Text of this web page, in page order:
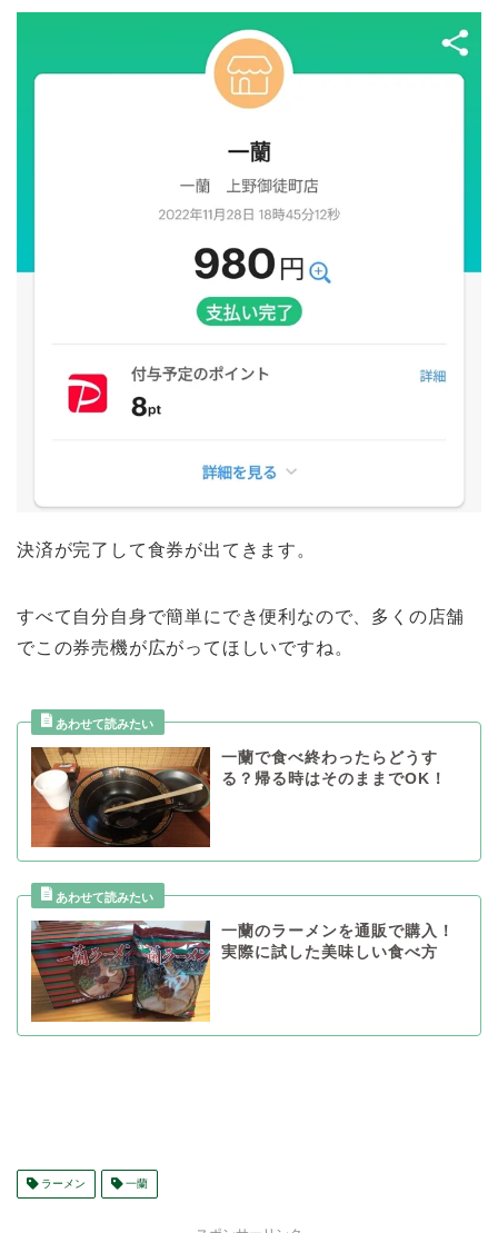
決済が完了して食券が出てきます。
すべて自分自身で簡単にでき便利なので、多くの店舗
でこの券売機が広がってほしいですね。
一蘭で食べ終わったらどうす
る？帰る時はそのままでOK！
一蘭のラーメンを通販で購入！
実際に試した美味しい食べ方
ラーメン 一蘭